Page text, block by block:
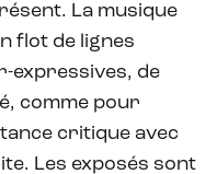
La musique
flot de lignes
expressives, de
comme pour
critique avec
Les exposés sont